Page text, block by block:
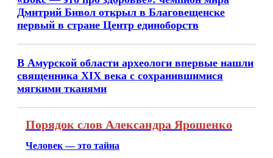
Дмитрий Бивол открыл в Благовещенске
первый в стране Центр единоборств
В Амурской области археологи впервые нашли
священника XIX века с сохранившимися
мягкими тканями
Порядок слов Александра Ярошенко
Человек — это тайна